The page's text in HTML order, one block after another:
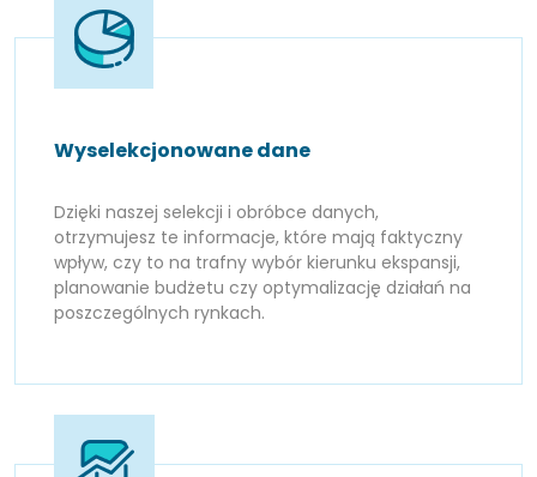
Wyselekcjonowane dane
Dzięki naszej selekcji i obróbce danych,
otrzymujesz te informacje, które mają faktyczny
wpływ, czy to na trafny wybór kierunku ekspansji,
planowanie budżetu czy optymalizację działań na
poszczególnych rynkach.